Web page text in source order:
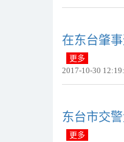
在东台肇
更多
2017-10-30
东台市交
更多